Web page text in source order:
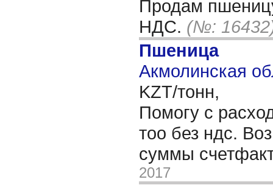
Продам
НДС. (№:
Пшеница
Акмолинская
KZT/тонн,
Помогу с
тоо без ндс.
суммы
2017